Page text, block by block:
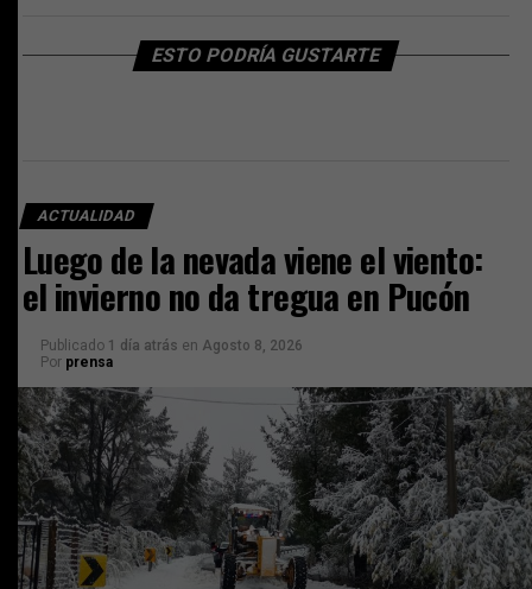
ESTO PODRÍA GUSTARTE
ACTUALIDAD
Luego de la nevada viene el viento:
el invierno no da tregua en Pucón
Publicado 1 día atrás en Agosto 8, 2026
Por prensa